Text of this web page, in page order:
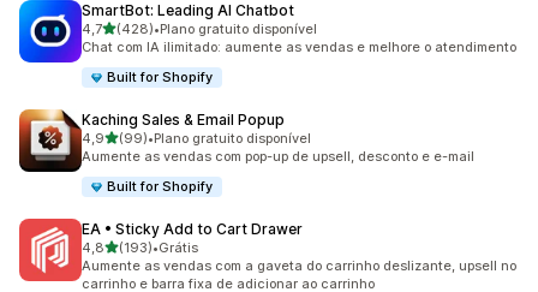
SmartBot: Leading AI Chatbot
4,7de 5 estrelas
(428)
428 avaliações ao todo
•Plano gratuito disponível
Chat com IA ilimitado: aumente as vendas e melhore o atendimento
Built for Shopify
Kaching Sales & Email Popup
4,9de 5 estrelas
(99)
99 avaliações ao todo
•Plano gratuito disponível
Aumente as vendas com pop-up de upsell, desconto e e-mail
Built for Shopify
EA • Sticky Add to Cart Drawer
4,8de 5 estrelas
(193)
193 avaliações ao todo
•Grátis
Aumente as vendas com a gaveta do carrinho deslizante, upsell no
carrinho e barra fixa de adicionar ao carrinho